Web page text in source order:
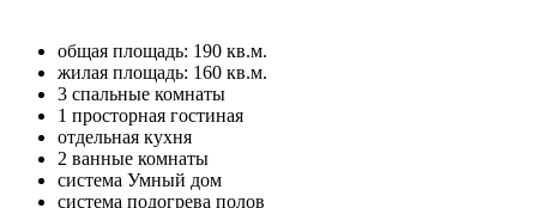
общая площадь: 190 кв.м.
жилая площадь: 160 кв.м.
3 спальные комнаты
1 просторная гостиная
отдельная кухня
2 ванные комнаты
система Умный дом
система подогрева полов